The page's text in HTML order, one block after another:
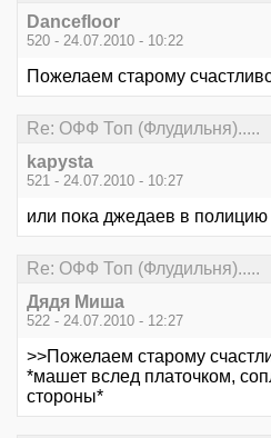
Dancefloor
520 - 24.07.2010 - 10:22
Пожелаем старому
Re: ОФФ Топ (Флудильня).....
kapysta
521 - 24.07.2010 - 10:27
или пока джедаев в полицию
Re: ОФФ Топ (Флудильня).....
Дядя Миша
522 - 24.07.2010 - 12:27
>>Пожелаем старому
*машет вслед платочком,
стороны*